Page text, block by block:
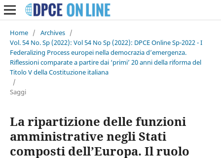
Home / Archives /
Vol. 54 No. Sp (2022): Vol 54 No Sp (2022): DPCE Online Sp-2022 - I
Federalizing Process europei nella democrazia d’emergenza.
Riflessioni comparate a partire dai ‘primi’ 20 anni della riforma del
Titolo V della Costituzione italiana
/
Saggi
La ripartizione delle funzioni
amministrative negli Stati
composti dell’Europa. Il ruolo